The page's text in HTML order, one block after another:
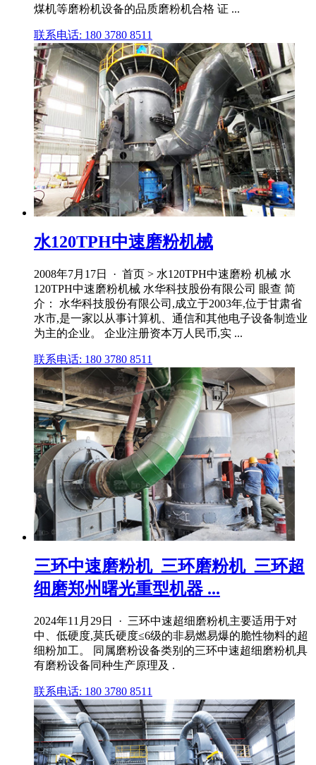
煤机等磨粉机设备的品质磨粉机合格 证 ...
联系电话: 180 3780 8511
水120TPH中速磨粉机械
2008年7月17日 · 首页 > 水120TPH中速磨粉 机械 水
120TPH中速磨粉机械 水华科技股份有限公司 眼查 简
介： 水华科技股份有限公司,成立于2003年,位于甘肃省
水市,是一家以从事计算机、通信和其他电子设备制造业
为主的企业。 企业注册资本万人民币,实 ...
联系电话: 180 3780 8511
三环中速磨粉机_三环磨粉机_三环超
细磨郑州曙光重型机器 ...
2024年11月29日 · 三环中速超细磨粉机主要适用于对
中、低硬度,莫氏硬度≤6级的非易燃易爆的脆性物料的超
细粉加工。 同属磨粉设备类别的三环中速超细磨粉机具
有磨粉设备同种生产原理及 .
联系电话: 180 3780 8511